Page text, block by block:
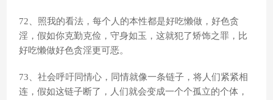
72、照我的看法，每个人的本性都是好吃懒做，好色贪
淫，假如你克勤克俭，守身如玉，这就犯了矫饰之罪，比
好吃懒做好色贪淫更可恶。
73、社会呼吁同情心，同情就像一条链子，将人们紧紧相
连，假如这链子断了，人们就会变成一个个孤立的个体，